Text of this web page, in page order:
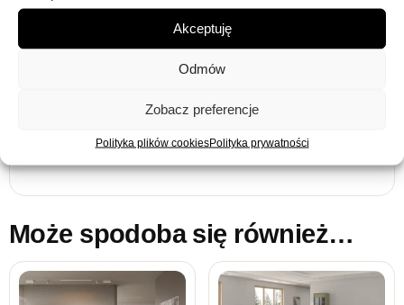
Akceptuję
Odmów
Zobacz preferencje
Polityka plików cookiesPolityka prywatności
Funkcjonalność:Duża ilość półek i szafek
sposób uporządkowany.
LED dodaje elegancji i umożliwia eksponowanie
dekoracji.
Może spodoba się również…